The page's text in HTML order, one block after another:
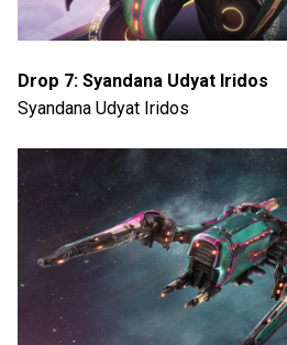
Drop 7: Syandana Udyat Iridos
Syandana Udyat Iridos